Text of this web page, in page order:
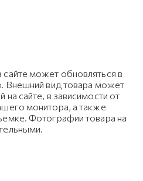
может обновляться в
Внешний вид товара может
на сайте, в зависимости от
монитора, а также
Фотографии товара на